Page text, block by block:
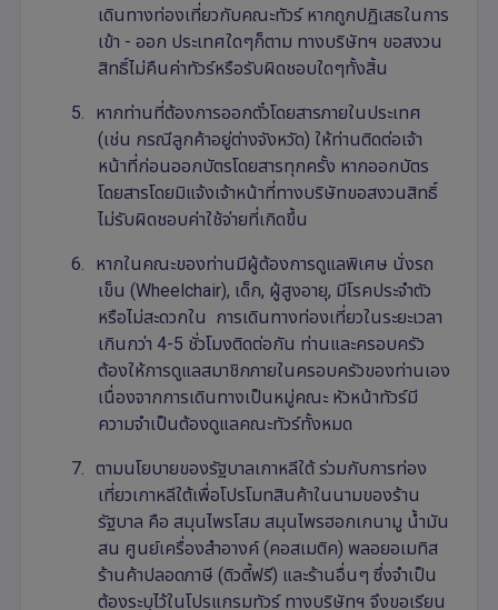
เดินทางท่องเที่ยวกับคณะทัวร์ หากถูกปฏิเสธในการ
เข้า - ออก ประเทศใดๆก็ตาม ทางบริษัทฯ ขอสงวน
สิทธิ์ไม่คืนค่าทัวร์หรือรับผิดชอบใดๆทั้งสิ้น
5.
หากท่านที่ต้องการออกตั๋วโดยสารภายในประเทศ
(เช่น กรณีลูกค้าอยู่ต่างจังหวัด) ให้ท่านติดต่อเจ้า
หน้าที่ก่อนออกบัตรโดยสารทุกครั้ง หากออกบัตร
โดยสารโดยมิแจ้งเจ้าหน้าที่ทางบริษัทขอสงวนสิทธิ์
ไม่รับผิดชอบค่าใช้จ่ายที่เกิดขึ้น
6.
หากในคณะของท่านมีผู้ต้องการดูแลพิเศษ นั่งรถ
เข็น (Wheelchair), เด็ก, ผู้สูงอายุ, มีโรคประจำตัว
หรือไม่สะดวกใน การเดินทางท่องเที่ยวในระยะเวลา
เกินกว่า 4-5 ชั่วโมงติดต่อกัน ท่านและครอบครัว
ต้องให้การดูแลสมาชิกภายในครอบครัวของท่านเอง
เนื่องจากการเดินทางเป็นหมู่คณะ หัวหน้าทัวร์มี
ความจำเป็นต้องดูแลคณะทัวร์ทั้งหมด
7.
ตามนโยบายของรัฐบาลเกาหลีใต้ ร่วมกับการท่อง
เที่ยวเกาหลีใต้เพื่อโปรโมทสินค้าในนามของร้าน
รัฐบาล คือ สมุนไพรโสม สมุนไพรฮอกเกนามู น้ำมัน
สน ศูนย์เครื่องสำอางค์ (คอสเมติค) พลอยอเมทิส
ร้านค้าปลอดภาษี (ดิวตี้ฟรี) และร้านอื่นๆ ซึ่งจำเป็น
ต้องระบุไว้ในโปรแกรมทัวร์ ทางบริษัทฯ จึงขอเรียน